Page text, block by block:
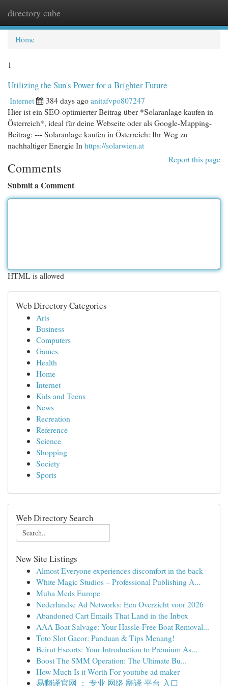
directory cube
Home
1
Utilizing the Sun's Power for a Brighter Future
Internet 384 days agoanitafvpo807247
Hier ist ein SEO-optimierter Beitrag über *Solaranlage kaufen in
Österreich*, ideal für deine Webseite oder als Google-Mapping-
Beitrag: --- Solaranlage kaufen in Österreich: Ihr Weg zu
nachhaltiger Energie In https://solarwien.at
Report this page
Comments
Submit a Comment
HTML is allowed
Web Directory Categories
Arts
Business
Computers
Games
Health
Home
Internet
Kids and Teens
News
Recreation
Reference
Science
Shopping
Society
Sports
Web Directory Search
New Site Listings
Almost Everyone experiences discomfort in the back
White Magic Studios – Professional Publishing A...
Muha Meds Europe
Nederlandse Ad Networks: Een Overzicht voor 2026
Abandoned Cart Emails That Land in the Inbox
AAA Boat Salvage: Your Hassle-Free Boat Removal...
Toto Slot Gacor: Panduan & Tips Menang!
Beirut Escorts: Your Introduction to Premium As...
Boost The SMM Operation: The Ultimate Bu...
How Much Is it Worth For youtube ad maker
易翻译官网 ： 专业 网络 翻译 平台 入口